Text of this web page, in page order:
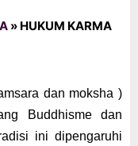
» HUKUM KARMA
dan moksha )
Buddhisme dan
ini dipengaruhi